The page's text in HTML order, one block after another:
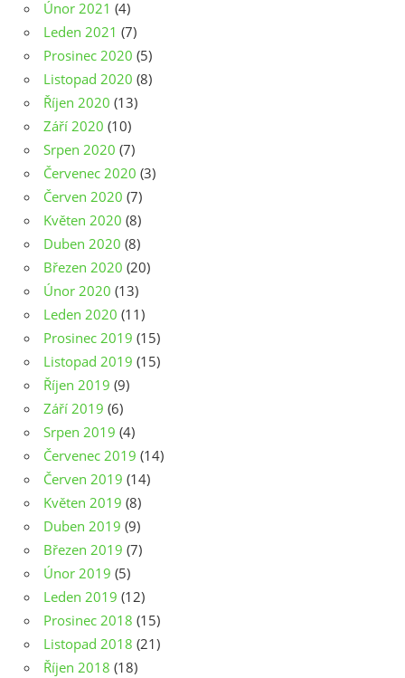
Únor 2021 (4)
Leden 2021 (7)
Prosinec 2020 (5)
Listopad 2020 (8)
Říjen 2020 (13)
Září 2020 (10)
Srpen 2020 (7)
Červenec 2020 (3)
Červen 2020 (7)
Květen 2020 (8)
Duben 2020 (8)
Březen 2020 (20)
Únor 2020 (13)
Leden 2020 (11)
Prosinec 2019 (15)
Listopad 2019 (15)
Říjen 2019 (9)
Září 2019 (6)
Srpen 2019 (4)
Červenec 2019 (14)
Červen 2019 (14)
Květen 2019 (8)
Duben 2019 (9)
Březen 2019 (7)
Únor 2019 (5)
Leden 2019 (12)
Prosinec 2018 (15)
Listopad 2018 (21)
Říjen 2018 (18)